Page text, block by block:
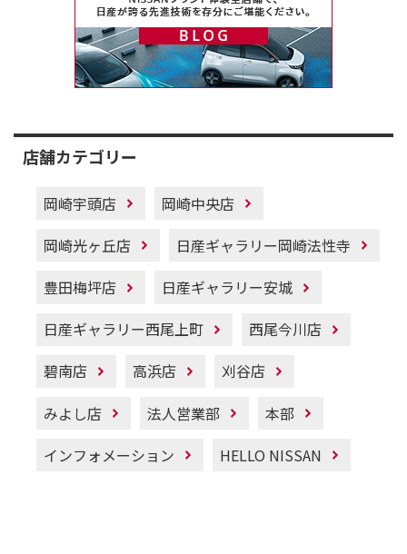
店舗カテゴリー
岡崎宇頭店
岡崎中央店
岡崎光ヶ丘店
日産ギャラリー岡崎法性寺
豊田梅坪店
日産ギャラリー安城
日産ギャラリー西尾上町
西尾今川店
碧南店
高浜店
刈谷店
みよし店
法人営業部
本部
インフォメーション
HELLO NISSAN